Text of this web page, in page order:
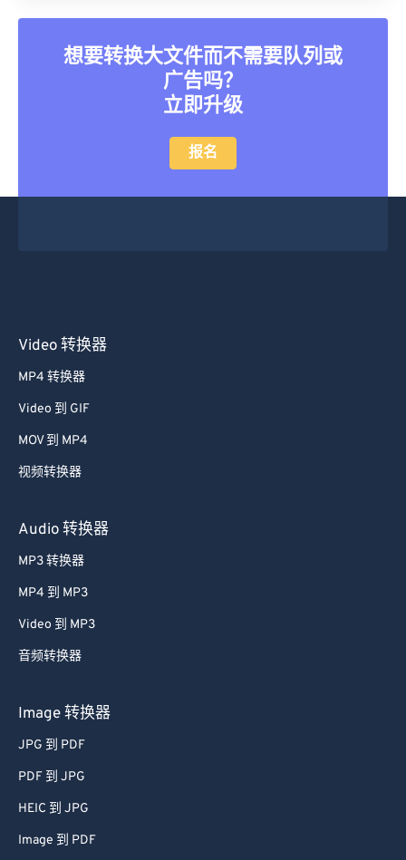
想要转换大文件而不需要队列或
广告吗？
立即升级
报名
Video 转换器
MP4 转换器
Video 到 GIF
MOV 到 MP4
视频转换器
Audio 转换器
MP3 转换器
MP4 到 MP3
Video 到 MP3
音频转换器
Image 转换器
JPG 到 PDF
PDF 到 JPG
HEIC 到 JPG
Image 到 PDF